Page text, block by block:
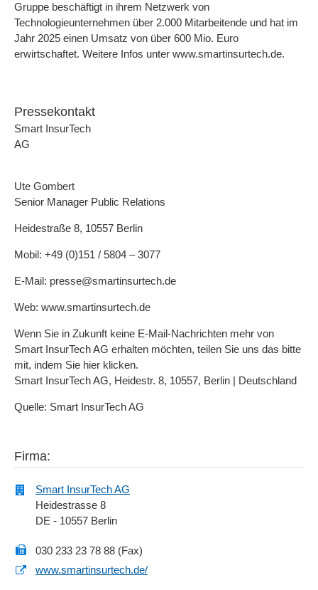
Gruppe beschäftigt in ihrem Netzwerk von
Technologieunternehmen über 2.000 Mitarbeitende und hat im
Jahr 2025 einen Umsatz von über 600 Mio. Euro
erwirtschaftet. Weitere Infos unter www.smartinsurtech.de.
Pressekontakt
Smart InsurTech
Ute Gombert
Senior Manager Public Relations
Heidestraße 8, 10557 Berlin
Mobil: +49 (0)151 / 5804 – 3077
E-Mail: presse@smartinsurtech.de
Web: www.smartinsurtech.de
Wenn Sie in Zukunft keine E-Mail-Nachrichten mehr von
Smart InsurTech AG erhalten möchten, teilen Sie uns das bitte
mit, indem Sie hier klicken.
Smart InsurTech AG, Heidestr. 8, 10557, Berlin | Deutschland
Quelle: Smart InsurTech AG
Firma:
Smart InsurTech AG
Heidestrasse 8
DE - 10557 Berlin
030 233 23 78 88 (Fax)
www.smartinsurtech.de/